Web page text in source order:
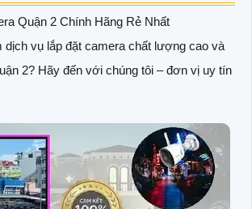
Quận 2 Chính Hãng Rẻ Nhất
dịch vụ lắp đặt camera chất lượng cao và
2? Hãy đến với chúng tôi – đơn vị uy tín